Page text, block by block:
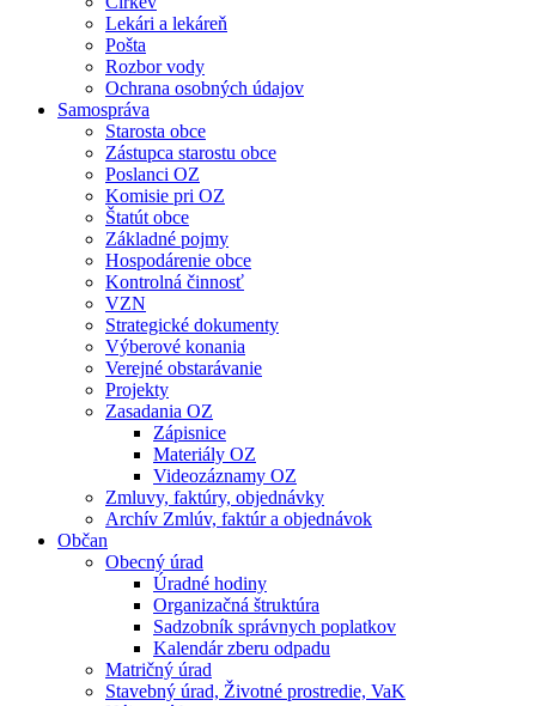
Lekári a lekáreň
Pošta
Rozbor vody
Ochrana osobných údajov
Samospráva
Starosta obce
Zástupca starostu obce
Poslanci OZ
Komisie pri OZ
Štatút obce
Základné pojmy
Hospodárenie obce
Kontrolná činnosť
VZN
Strategické dokumenty
Výberové konania
Verejné obstarávanie
Projekty
Zasadania OZ
Zápisnice
Materiály OZ
Videozáznamy OZ
Zmluvy, faktúry, objednávky
Archív Zmlúv, faktúr a objednávok
Občan
Obecný úrad
Úradné hodiny
Organizačná štruktúra
Sadzobník správnych poplatkov
Kalendár zberu odpadu
Matričný úrad
Stavebný úrad, Životné prostredie, VaK